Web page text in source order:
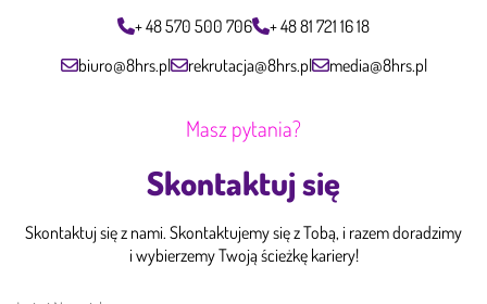
+ 48 570 500 706
+ 48 81 721 16 18
biuro@8hrs.pl
rekrutacja@8hrs.pl media@8hrs.pl
Masz pytania?
Skontaktuj się
Skontaktuj się z nami. Skontaktujemy się z Tobą, i razem doradzimy
i wybierzemy Twoją ścieżkę kariery!